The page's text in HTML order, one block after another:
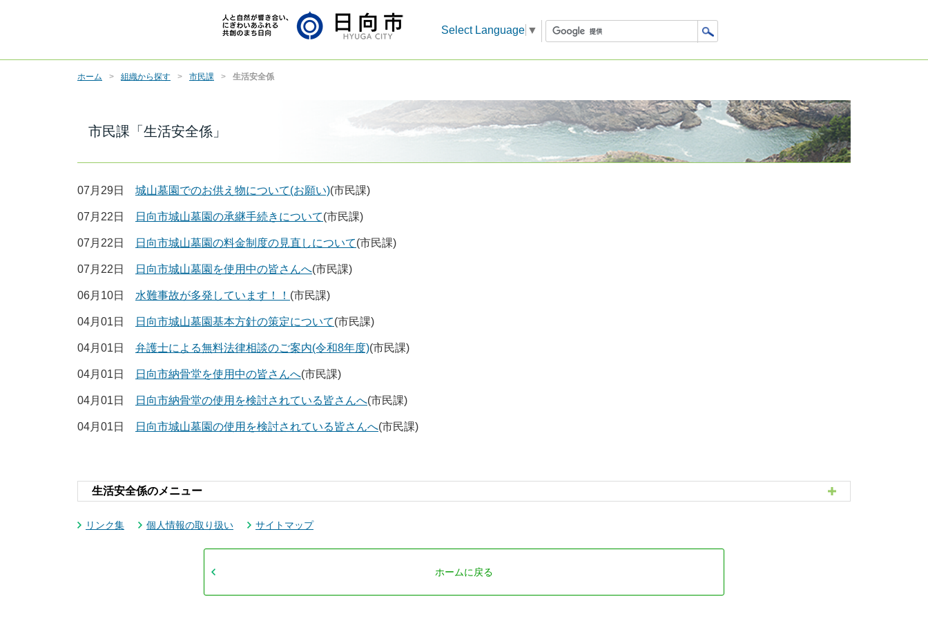
Select Language ▼
ホーム 組織から探す 市民課 生活安全係
市民課「生活安全係」
07月29日 城山墓園でのお供え物について(お願い)(市民課)
07月22日 日向市城山墓園の承継手続きについて(市民課)
07月22日 日向市城山墓園の料金制度の見直しについて(市民課)
07月22日 日向市城山墓園を使用中の皆さんへ(市民課)
06月10日 水難事故が多発しています！！ (市民課)
04月01日 日向市城山墓園基本方針の策定について(市民課)
04月01日 弁護士による無料法律相談のご案内(令和8年度)(市民課)
04月01日 日向市納骨堂を使用中の皆さんへ(市民課)
04月01日 日向市納骨堂の使用を検討されている皆さんへ(市民課)
04月01日 日向市城山墓園の使用を検討されている皆さんへ(市民課)
生活安全係のメニュー
リンク集 個人情報の取り扱い サイトマップ
ホームに戻る